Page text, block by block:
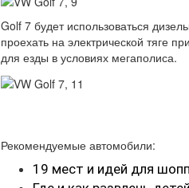
Golf 7 будет использоваться
проехать на электрической тяге
для езды в условиях мегаполиса.
Рекомендуемые автомобили:
19 мест и идей для